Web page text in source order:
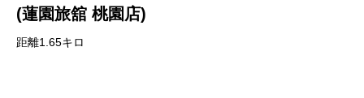
(蓮園旅舘 桃園店)
距離1.65キロ